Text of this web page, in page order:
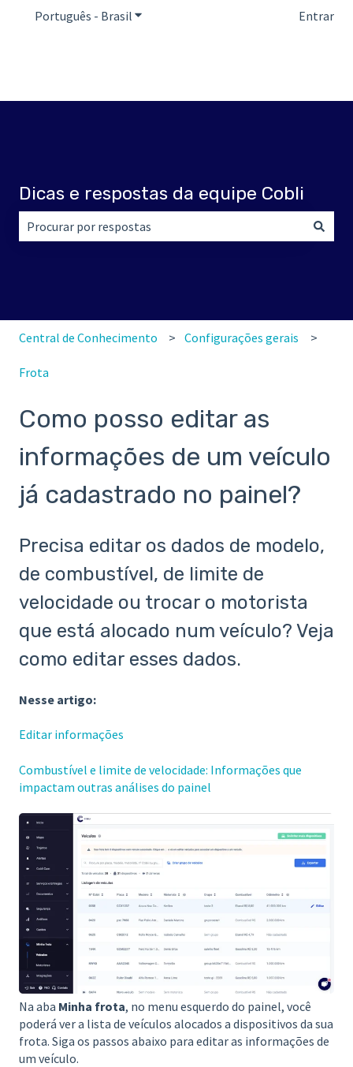
Português - Brasil Mostrar submenu para traduçõesEntrar
Dicas e respostas da equipe Cobli
Central de Conhecimento Configurações gerais
Frota
Como posso editar as
informações de um veículo
já cadastrado no painel?
Precisa editar os dados de modelo,
de combustível, de limite de
velocidade ou trocar o motorista
que está alocado num veículo? Veja
como editar esses dados.
Nesse artigo:
Editar informações
Combustível e limite de velocidade: Informações que
impactam outras análises do painel
Na aba Minha frota, no menu esquerdo do painel, você
poderá ver a lista de veículos alocados a dispositivos da sua
frota. Siga os passos abaixo para editar as informações de
um veículo.